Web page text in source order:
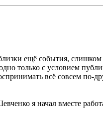
ещё события,
с условием
всё совсем по-
я начал вместе